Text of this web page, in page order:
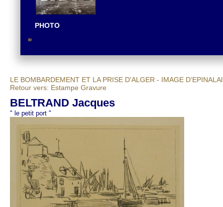
PHOTO
LE BOMBARDEMENT ET LA PRISE D'ALGER - IMAGE D'EPINAL
Retour vers: Estampe Gravure
BELTRAND Jacques
" le petit port "